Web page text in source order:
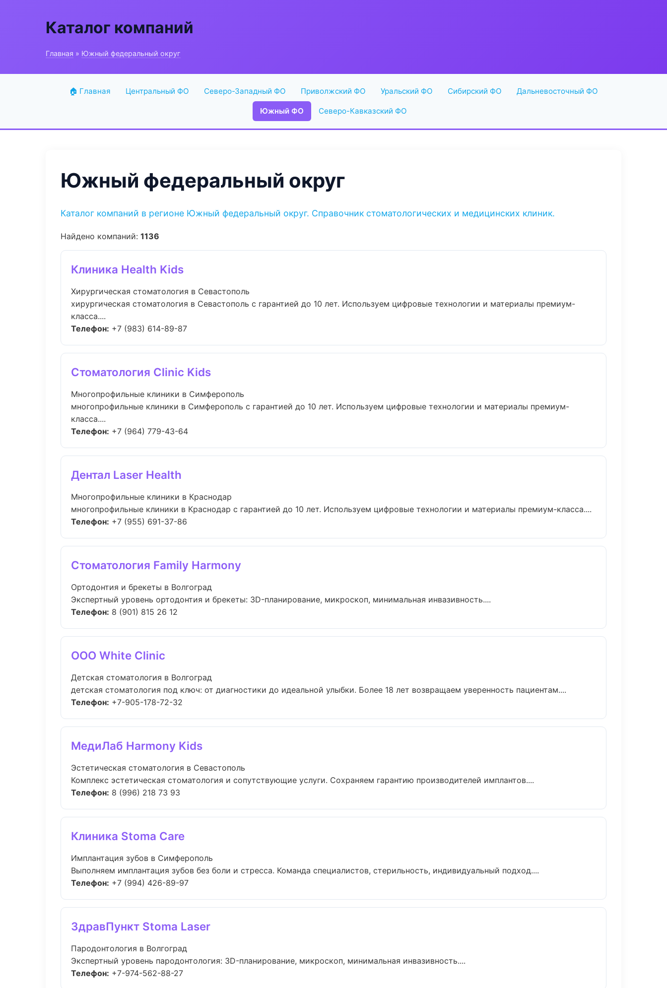
Каталог компаний
Главная » Южный федеральный округ
🏠 Главная Центральный ФО Северо-Западный ФО Приволжский ФО Уральский ФО Сибирский ФО Дальневосточный ФО
Южный ФО Северо-Кавказский ФО
Южный федеральный округ
Каталог компаний в регионе Южный федеральный округ. Справочник стоматологических и медицинских клиник.
Найдено компаний: 1136
Клиника Health Kids
Хирургическая стоматология в Севастополь
хирургическая стоматология в Севастополь с гарантией до 10 лет. Используем цифровые технологии и материалы премиум-
класса....
Телефон: +7 (983) 614-89-87
Стоматология Clinic Kids
Многопрофильные клиники в Симферополь
многопрофильные клиники в Симферополь с гарантией до 10 лет. Используем цифровые технологии и материалы премиум-
класса....
Телефон: +7 (964) 779-43-64
Дентал Laser Health
Многопрофильные клиники в Краснодар
многопрофильные клиники в Краснодар с гарантией до 10 лет. Используем цифровые технологии и материалы премиум-класса....
Телефон: +7 (955) 691-37-86
Стоматология Family Harmony
Ортодонтия и брекеты в Волгоград
Экспертный уровень ортодонтия и брекеты: 3D-планирование, микроскоп, минимальная инвазивность....
Телефон: 8 (901) 815 26 12
ООО White Clinic
Детская стоматология в Волгоград
детская стоматология под ключ: от диагностики до идеальной улыбки. Более 18 лет возвращаем уверенность пациентам....
Телефон: +7-905-178-72-32
МедиЛаб Harmony Kids
Эстетическая стоматология в Севастополь
Комплекс эстетическая стоматология и сопутствующие услуги. Сохраняем гарантию производителей имплантов....
Телефон: 8 (996) 218 73 93
Клиника Stoma Care
Имплантация зубов в Симферополь
Выполняем имплантация зубов без боли и стресса. Команда специалистов, стерильность, индивидуальный подход....
Телефон: +7 (994) 426-89-97
ЗдравПункт Stoma Laser
Пародонтология в Волгоград
Экспертный уровень пародонтология: 3D-планирование, микроскоп, минимальная инвазивность....
Телефон: +7-974-562-88-27